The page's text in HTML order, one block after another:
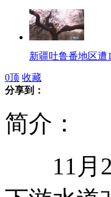
新疆吐鲁番地区遭
台北妇人公车上怒
拍客：广州地铁青
0顶 收藏
分享到：
简介：
11月2